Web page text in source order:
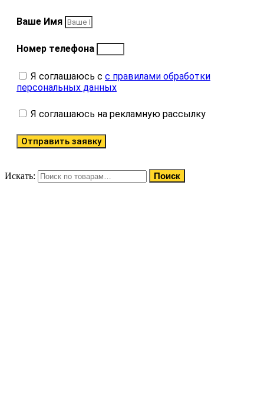
Ваше Имя
Номер телефона
Я соглашаюсь с с правилами обработки
персональных данных
Я соглашаюсь на рекламную рассылку
Отправить заявку
Искать: Поиск